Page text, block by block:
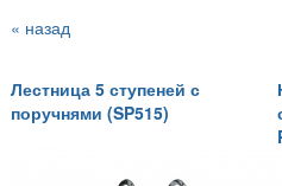
« назад
Лестница 5 ступеней с
поручнями (SP515)